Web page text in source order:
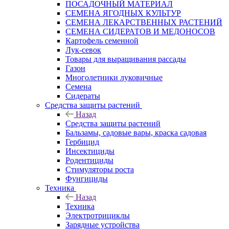
ПОСАДОЧНЫЙ МАТЕРИАЛ
СЕМЕНА ЯГОДНЫХ КУЛЬТУР
СЕМЕНА ЛЕКАРСТВЕННЫХ РАСТЕНИЙ
СЕМЕНА СИДЕРАТОВ И МЕДОНОСОВ
Картофель семенной
Лук-севок
Товары для выращивания рассады
Газон
Многолетники луковичные
Семена
Сидераты
Средства защиты растений
Назад
Средства защиты растений
Бальзамы, садовые вары, краска садовая
Гербицид
Инсектициды
Родентициды
Стимуляторы роста
Фунгициды
Техника
Назад
Техника
Электротрициклы
Зарядные устройства